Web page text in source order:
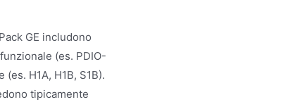
GE includono
(es. PDIO-
H1A, H1B, S1B).
tipicamente